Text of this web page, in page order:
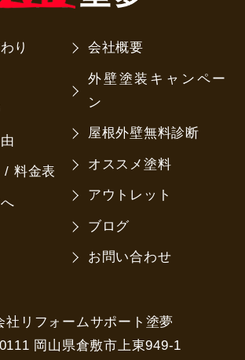
り
/ 料金表
会社概要
外壁塗装キャンペー
ン
屋根外壁無料診断
オススメ塗料
アウトレット
ブログ
お問い合わせ
社リフォームサポート塗夢
岡山県倉敷市上東949-1